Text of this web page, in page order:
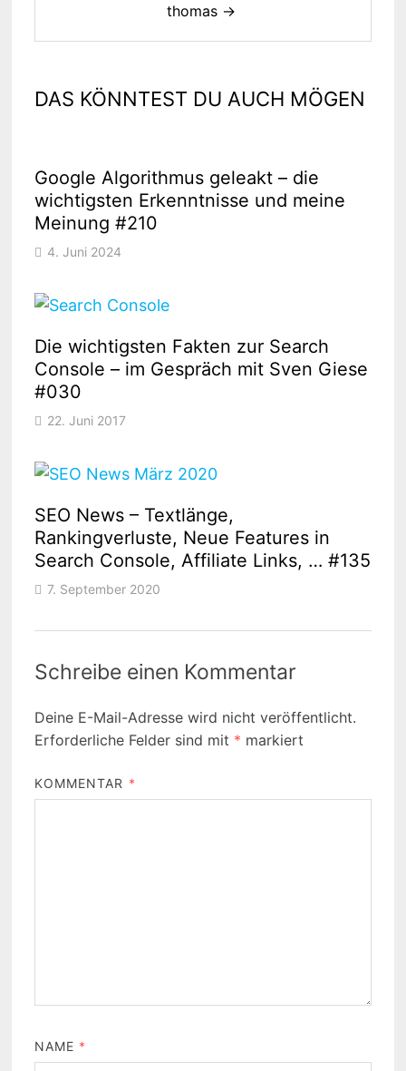
thomas →
DAS KÖNNTEST DU AUCH MÖGEN
Google Algorithmus geleakt – die
wichtigsten Erkenntnisse und meine
Meinung #210
4. Juni 2024
Die wichtigsten Fakten zur Search
Console – im Gespräch mit Sven Giese
#030
22. Juni 2017
SEO News – Textlänge,
Rankingverluste, Neue Features in
Search Console, Affiliate Links, … #135
7. September 2020
Schreibe einen Kommentar
Deine E-Mail-Adresse wird nicht veröffentlicht.
Erforderliche Felder sind mit * markiert
KOMMENTAR *
NAME *